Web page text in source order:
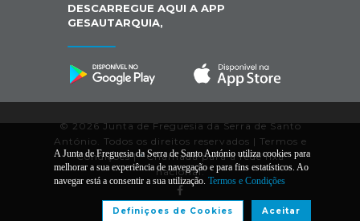
DESCARREGUE AQUI A APP
GESAUTARQUIA,
© 2026 Junta de Freguesia da Serra de Santo
António. Todos os direitos reservados | Termos e
Condições|*Chamada para a rede fixa
nacional.
A Junta de Freguesia da Serra de Santo António utiliza cookies para
melhorar a sua experiência de navegação e para fins estatísticos. Ao
navegar está a consentir a sua utilização. Termos e Condições
Aceitar
Definiçoes de Cookies